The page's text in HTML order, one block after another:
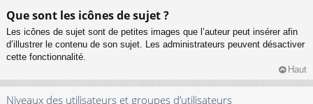
Que sont les icônes de sujet ?
Les icônes de sujet sont de petites images que l’auteur peut insérer afin
d’illustrer le contenu de son sujet. Les administrateurs peuvent désactiver
cette fonctionnalité.
Haut
Niveaux des utilisateurs et groupes d’utilisateurs